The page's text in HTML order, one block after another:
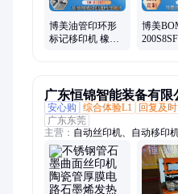
博美油管印环形
标记移印机 橡胶
博美
机 环形
广东恒锦智能装备有限
安心购
综合体验L1 回复及时
广东东莞
主营： 自动丝印机、自动移印
CCD自动订位印刷机、填孔印
机、全自动印刷机、陶瓷厚膜